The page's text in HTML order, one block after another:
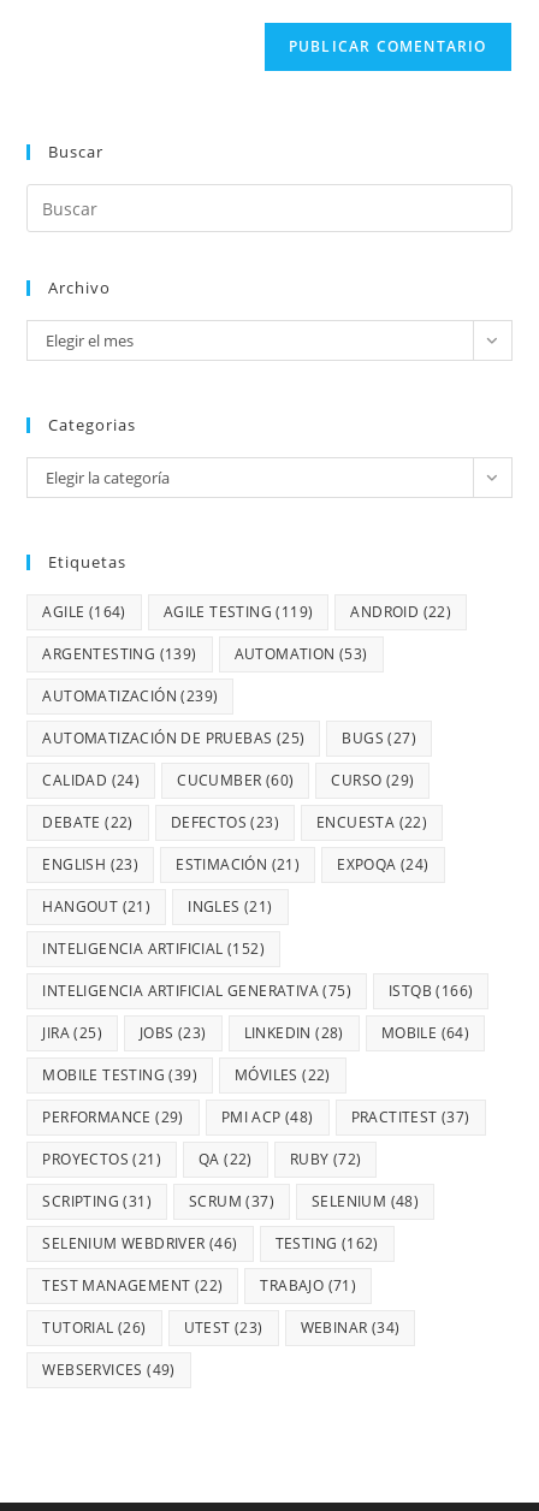
Buscar
Archivo
Elegir el mes
Categorias
Elegir la categoría
Etiquetas
AGILE (164) AGILE TESTING (119) ANDROID (22)
ARGENTESTING (139) AUTOMATION (53)
AUTOMATIZACIÓN (239)
AUTOMATIZACIÓN DE PRUEBAS (25) BUGS (27)
CALIDAD (24) CUCUMBER (60) CURSO (29)
DEBATE (22) DEFECTOS (23) ENCUESTA (22)
ENGLISH (23) ESTIMACIÓN (21) EXPOQA (24)
HANGOUT (21) INGLES (21)
INTELIGENCIA ARTIFICIAL (152)
INTELIGENCIA ARTIFICIAL GENERATIVA(75) ISTQB (166)
JIRA(25) JOBS (23) LINKEDIN (28) MOBILE (64)
MOBILE TESTING (39) MÓVILES (22)
PERFORMANCE (29) PMI ACP (48) PRACTITEST (37)
PROYECTOS (21) QA (22) RUBY (72)
SCRIPTING (31) SCRUM (37) SELENIUM (48)
SELENIUM WEBDRIVER (46) TESTING (162)
TEST MANAGEMENT (22) TRABAJO (71)
TUTORIAL (26) UTEST (23) WEBINAR (34)
WEBSERVICES (49)